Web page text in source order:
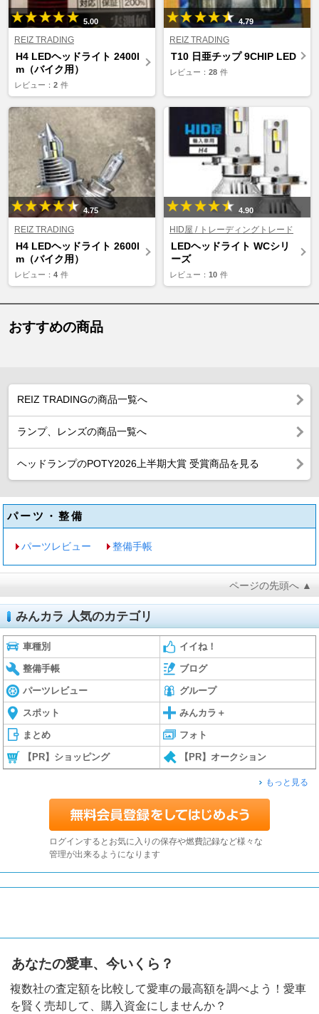
5.00
REIZ TRADING
H4 LEDヘッドライト 2400l
m（バイク用）
レビュー： 2 件
4.79
REIZ TRADING
T10 日亜チップ 9CHIP LED
レビュー： 28 件
4.75
REIZ TRADING
H4 LEDヘッドライト 2600l
m（バイク用）
レビュー： 4 件
4.90
HID屋 / トレーディングトレード
LEDヘッドライト WCシリ
ーズ
レビュー： 10 件
おすすめの商品
REIZ TRADINGの商品一覧へ
ランプ、レンズの商品一覧へ
ヘッドランプのPOTY2026上半期大賞 受賞商品を見る
パーツ・整備
パーツレビュー 整備手帳
ページの先頭へ ▲
みんカラ 人気のカテゴリ
車種別 イイね！
整備手帳 ブログ
パーツレビュー グループ
スポット みんカラ＋
まとめ フォト
【PR】ショッピング 【PR】オークション
もっと見る
ログインするとお気に入りの保存や燃費記録など様々な
管理が出来るようになります
あなたの愛車、今いくら？
複数社の査定額を比較して愛車の最高額を調べよう！愛車
を賢く売却して、購入資金にしませんか？